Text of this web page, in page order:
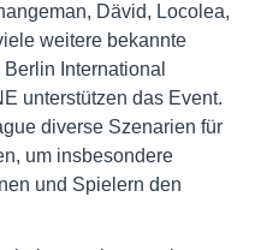
Dävid, Locolea,
weitere bekannte
International
unterstützen das Event.
diverse Szenarien für
um insbesondere
und Spielern den